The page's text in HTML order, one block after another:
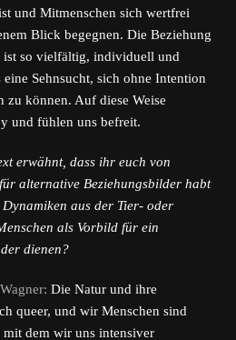
und Mitmenschen sich wertfrei
Blick begegnen. Die Beziehung
ist so vielfältig, individuell und
Sehnsucht, sich ohne Intention
zu können. Auf diese Weise
und fühlen uns befreit.
erwähnt, dass ihr euch von
alternative Beziehungsbilder habt
aus der Tier- oder
als Vorbild für ein
dienen?
Die Natur und ihre
queer, und wir Menschen sind
dem wir uns intensiver